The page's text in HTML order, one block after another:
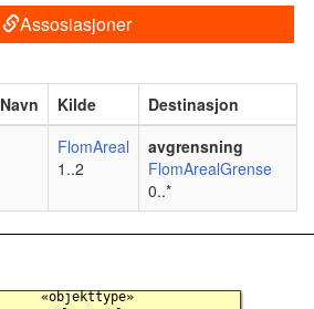
Assosiasjoner
Navn Kilde
Destinasjon
FlomAreal
1..2
avgrensning
FlomArealGrense
0..*